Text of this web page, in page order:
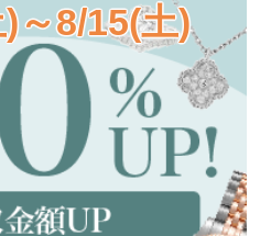
～8/15(土)